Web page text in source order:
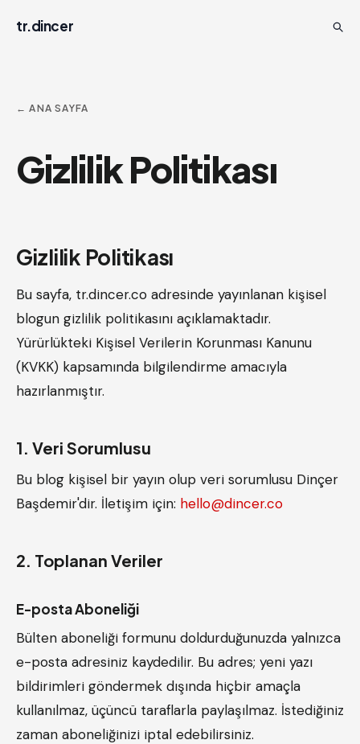
tr.dincer
← ANA SAYFA
Gizlilik Politikası
Gizlilik Politikası
Bu sayfa, tr.dincer.co adresinde yayınlanan kişisel
blogun gizlilik politikasını açıklamaktadır.
Yürürlükteki Kişisel Verilerin Korunması Kanunu
(KVKK) kapsamında bilgilendirme amacıyla
hazırlanmıştır.
1. Veri Sorumlusu
Bu blog kişisel bir yayın olup veri sorumlusu Dinçer
Başdemir'dir. İletişim için: hello@dincer.co
2. Toplanan Veriler
E-posta Aboneliği
Bülten aboneliği formunu doldurduğunuzda yalnızca
e-posta adresiniz kaydedilir. Bu adres; yeni yazı
bildirimleri göndermek dışında hiçbir amaçla
kullanılmaz, üçüncü taraflarla paylaşılmaz. İstediğiniz
zaman aboneliğinizi iptal edebilirsiniz.